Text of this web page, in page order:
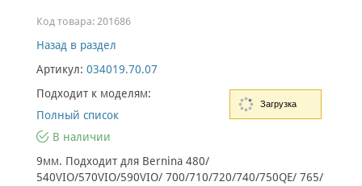
Код товара: 201686
Назад в раздел
Артикул: 034019.70.07
Подходит к моделям:
Полный список
В наличии
9мм. Подходит для Bernina 480/
540VIO/570VIO/590VIO/ 700/710/720/740/750QE/ 765/
Загрузка